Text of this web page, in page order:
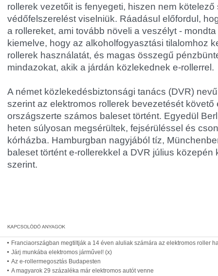
rollerek vezetőit is fenyegeti, hiszen nem
védőfelszerelést viselniük. Ráadásul előfordul,
a rollereket, ami tovább növeli a veszélyt -
kiemelve, hogy az alkoholfogyasztási tilalomhoz
rollerek használatát, és magas összegű
mindazokat, akik a járdán közlekednek e-rollerrel.
A német közlekedésbiztonsági tanács (DVR)
szerint az elektromos rollerek bevezetését követő
országszerte számos baleset történt. Egyedül
heten súlyosan megsérültek, fejsérüléssel és
kórházba. Hamburgban nagyjából tíz,
baleset történt e-rollerekkel a DVR július
szerint.
Franciaországban megtiltják a 14 éven aluliak számára az elektromos roller
Járj munkába elektromos járművel! (x)
Az e-rollermegosztás Budapesten
A magyarok 29 százaléka már elektromos autót venne